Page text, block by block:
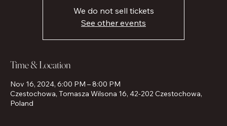
We do not sell tickets
See other events
Time & Location
Nov 16, 2024, 6:00 PM – 8:00 PM
Czestochowa, Tomasza Wilsona 16, 42-202 Czestochowa,
Poland